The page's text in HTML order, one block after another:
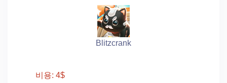
Blitzcrank
비용: 4$